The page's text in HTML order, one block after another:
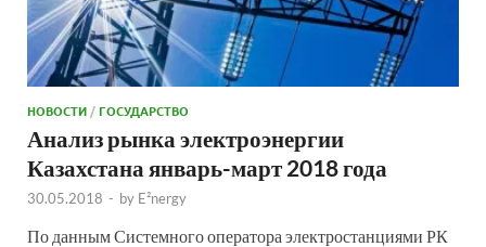
НОВОСТИ /ГОСУДАРСТВО
Анализ рынка электроэнергии
Казахстана январь-март 2018 года
30.05.2018 - by E²nergy
По данным Системного оператора электростанциями РК